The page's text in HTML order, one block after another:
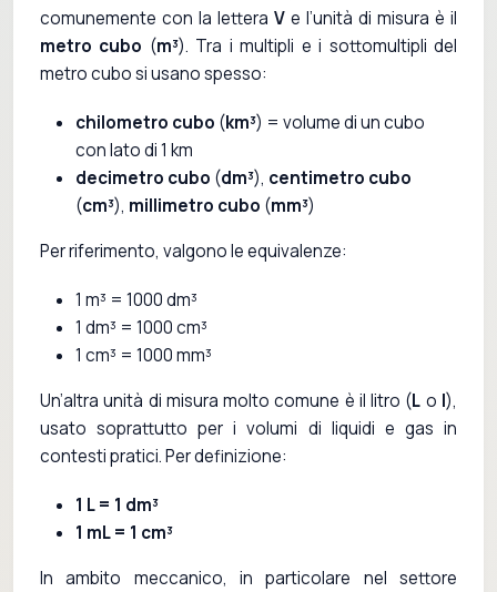
comunemente con la lettera V e l’unità di misura è il
metro cubo (m³). Tra i multipli e i sottomultipli del
metro cubo si usano spesso:
chilometro cubo (km³) = volume di un cubo
con lato di 1 km
decimetro cubo (dm³), centimetro cubo
(cm³), millimetro cubo (mm³)
Per riferimento, valgono le equivalenze:
1 m³ = 1000 dm³
1 dm³ = 1000 cm³
1 cm³ = 1000 mm³
Un’altra unità di misura molto comune è il litro (L o l),
usato soprattutto per i volumi di liquidi e gas in
contesti pratici. Per definizione:
1 L = 1 dm³
1 mL = 1 cm³
In ambito meccanico, in particolare nel settore